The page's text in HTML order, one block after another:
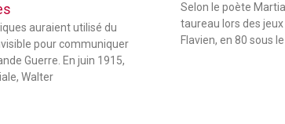
auraient utilisé du
pour communiquer
Guerre. En juin 1915,
Walter
Selon le poète
taureau lors des
Flavien, en 80 sous